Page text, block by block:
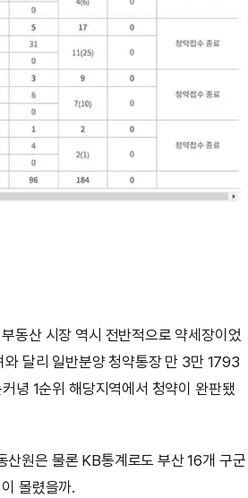
동산 시장 역시 전반적으로 약세장이었
달리 일반분양 청약통장 만 3만 1793
녕 1순위 해당지역에서 청약이 완판됐
산원은 물론 KB통계로도 부산 16개 구군
몰렸을까.